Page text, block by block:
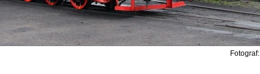
Fotograf: